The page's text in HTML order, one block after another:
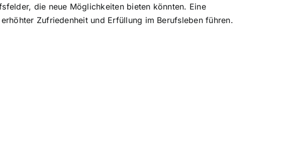
die neue Möglichkeiten bieten könnten. Eine
Zufriedenheit und Erfüllung im Berufsleben führen.